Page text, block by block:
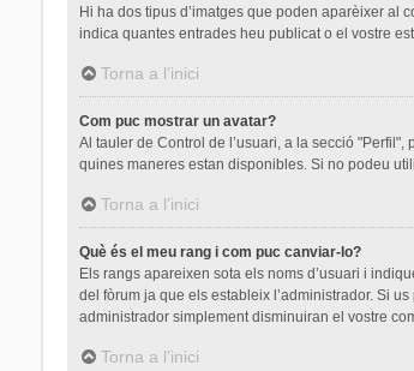
Hi ha dos tipus d’imatges que poden aparèixer al
indica quantes entrades heu publicat o el vostre
Torna a l’inici
Com puc mostrar un avatar?
Al tauler de Control de l’usuari, a la secció
quines maneres estan disponibles. Si no podeu
Torna a l’inici
Què és el meu rang i com puc canviar-lo?
Els rangs apareixen sota els noms d’usuari i
del fòrum ja que els estableix l’administrador. Si
administrador simplement disminuiran el vostre
Torna a l’inici